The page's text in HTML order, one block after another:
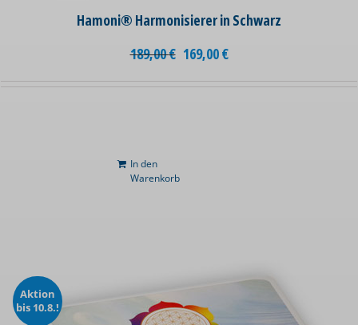
Hamoni® Harmonisierer in Schwarz
189,00€ 169,00€
In den
Warenkorb
Aktion
bis 10.8.!